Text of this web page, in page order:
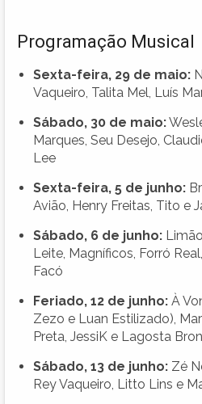
Programação Musical
Sexta-feira, 29 de maio:
Vaqueiro, Talita Mel, Luís
Sábado, 30 de maio:
Marques, Seu Desejo,
Lee
Sexta-feira, 5 de junho:
Avião, Henry Freitas, Tito e
Sábado, 6 de junho:
Leite, Magníficos, Forró
Facó
Feriado, 12 de junho: À
Zezo e Luan Estilizado),
Preta, JessiK e Lagosta
Sábado, 13 de junho: Zé
Rey Vaqueiro, Litto Lins e